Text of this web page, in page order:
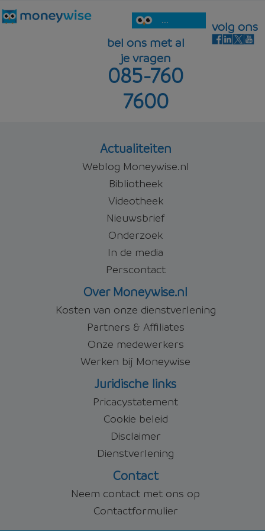
...
bel ons met al
je vragen
085-760
7600
volg ons
Actualiteiten
Weblog Moneywise.nl
Bibliotheek
Videotheek
Nieuwsbrief
Onderzoek
In de media
Perscontact
Over Moneywise.nl
Kosten van onze dienstverlening
Partners & Affiliates
Onze medewerkers
Werken bij Moneywise
Juridische links
Pricacystatement
Cookie beleid
Disclaimer
Dienstverlening
Contact
Neem contact met ons op
Contactformulier